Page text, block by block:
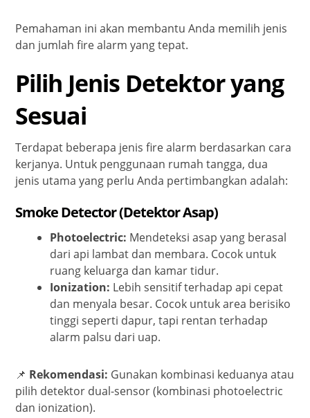
Pemahaman ini akan membantu Anda memilih jenis
dan jumlah fire alarm yang tepat.
Pilih Jenis Detektor yang
Sesuai
Terdapat beberapa jenis fire alarm berdasarkan cara
kerjanya. Untuk penggunaan rumah tangga, dua
jenis utama yang perlu Anda pertimbangkan adalah:
Smoke Detector (Detektor Asap)
Photoelectric: Mendeteksi asap yang berasal
dari api lambat dan membara. Cocok untuk
ruang keluarga dan kamar tidur.
Ionization: Lebih sensitif terhadap api cepat
dan menyala besar. Cocok untuk area berisiko
tinggi seperti dapur, tapi rentan terhadap
alarm palsu dari uap.
📌 Rekomendasi: Gunakan kombinasi keduanya atau
pilih detektor dual-sensor (kombinasi photoelectric
dan ionization).